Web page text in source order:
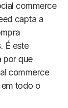
commerce
capta a
É este
por que
commerce
todo o